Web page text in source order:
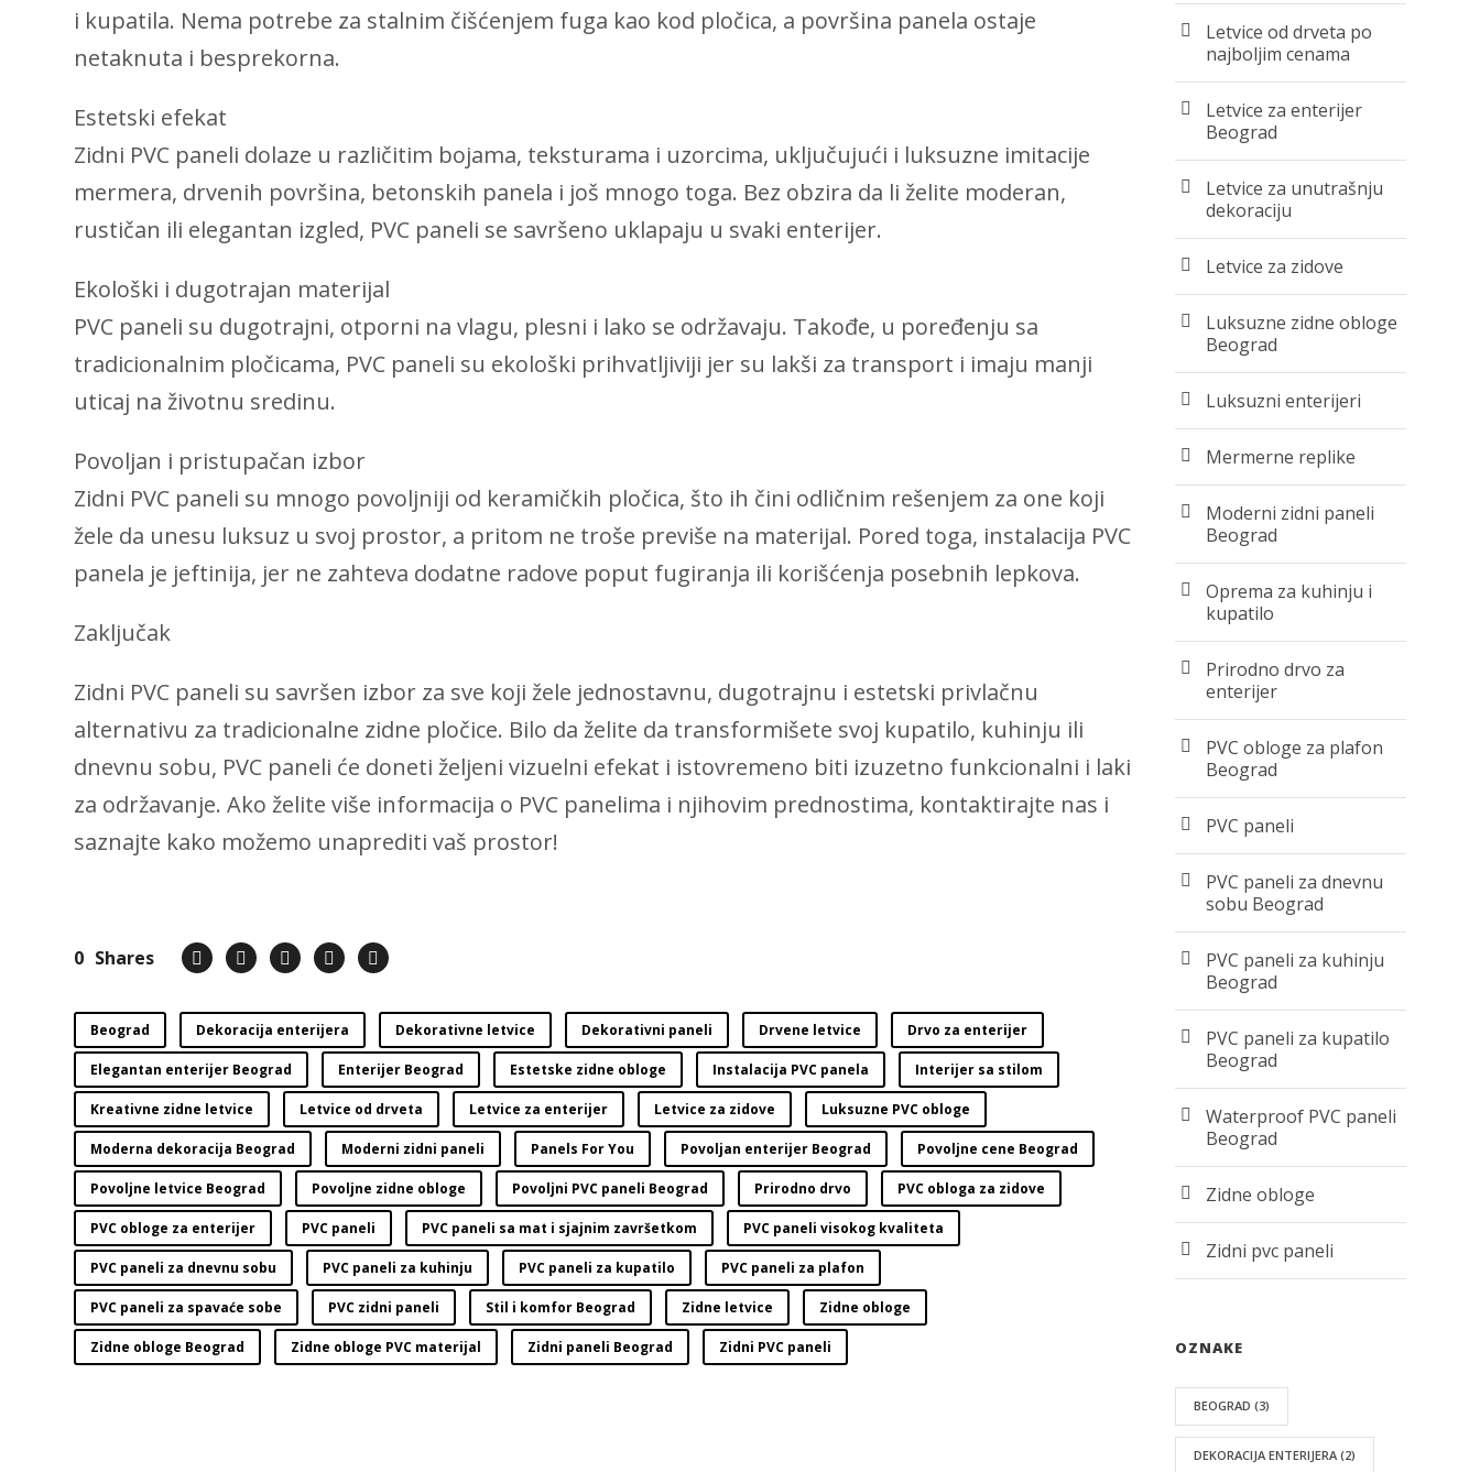
i kupatila. Nema potrebe za stalnim čišćenjem fuga kao kod pločica, a površina panela ostaje
netaknuta i besprekorna.
Estetski efekat
Zidni PVC paneli dolaze u različitim bojama, teksturama i uzorcima, uključujući i luksuzne imitacije
mermera, drvenih površina, betonskih panela i još mnogo toga. Bez obzira da li želite moderan,
rustičan ili elegantan izgled, PVC paneli se savršeno uklapaju u svaki enterijer.
Ekološki i dugotrajan materijal
PVC paneli su dugotrajni, otporni na vlagu, plesni i lako se održavaju. Takođe, u poređenju sa
tradicionalnim pločicama, PVC paneli su ekološki prihvatljiviji jer su lakši za transport i imaju manji
uticaj na životnu sredinu.
Povoljan i pristupačan izbor
Zidni PVC paneli su mnogo povoljniji od keramičkih pločica, što ih čini odličnim rešenjem za one koji
žele da unesu luksuz u svoj prostor, a pritom ne troše previše na materijal. Pored toga, instalacija PVC
panela je jeftinija, jer ne zahteva dodatne radove poput fugiranja ili korišćenja posebnih lepkova.
Zaključak
Zidni PVC paneli su savršen izbor za sve koji žele jednostavnu, dugotrajnu i estetski privlačnu
alternativu za tradicionalne zidne pločice. Bilo da želite da transformišete svoj kupatilo, kuhinju ili
dnevnu sobu, PVC paneli će doneti željeni vizuelni efekat i istovremeno biti izuzetno funkcionalni i laki
za održavanje. Ako želite više informacija o PVC panelima i njihovim prednostima, kontaktirajte nas i
saznajte kako možemo unaprediti vaš prostor!
0 Shares
Beograd Dekoracija enterijera Dekorativne letvice Dekorativni paneli Drvene letvice Drvo za enterijer
Elegantan enterijer Beograd Enterijer Beograd Estetske zidne obloge Instalacija PVC panela Interijer sa stilom
Kreativne zidne letvice Letvice od drveta Letvice za enterijer Letvice za zidove Luksuzne PVC obloge
Moderna dekoracija Beograd Moderni zidni paneli Panels For You Povoljan enterijer Beograd Povoljne cene Beograd
Povoljne letvice Beograd Povoljne zidne obloge Povoljni PVC paneli Beograd Prirodno drvo PVC obloga za zidove
PVC obloge za enterijer PVC paneli PVC paneli sa mat i sjajnim završetkom PVC paneli visokog kvaliteta
PVC paneli za dnevnu sobu PVC paneli za kuhinju PVC paneli za kupatilo PVC paneli za plafon
PVC paneli za spavaće sobe PVC zidni paneli Stil i komfor Beograd Zidne letvice Zidne obloge
Zidne obloge Beograd Zidne obloge PVC materijal Zidni paneli Beograd Zidni PVC paneli
Letvice od drveta po
najboljim cenama
Letvice za enterijer
Beograd
Letvice za unutrašnju
dekoraciju
Letvice za zidove
Luksuzne zidne obloge
Beograd
Luksuzni enterijeri
Mermerne replike
Moderni zidni paneli
Beograd
Oprema za kuhinju i
kupatilo
Prirodno drvo za
enterijer
PVC obloge za plafon
Beograd
PVC paneli
PVC paneli za dnevnu
sobu Beograd
PVC paneli za kuhinju
Beograd
PVC paneli za kupatilo
Beograd
Waterproof PVC paneli
Beograd
Zidne obloge
Zidni pvc paneli
OZNAKE
BEOGRAD (3)
DEKORACIJA ENTERIJERA (2)